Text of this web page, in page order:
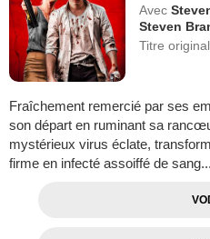
Avec
Steven
Titre original
Fraîchement remercié par ses
son départ en ruminant sa
mystérieux virus éclate,
firme en infecté assoiffé de sang...